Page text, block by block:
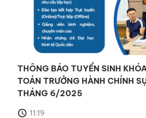
THÔNG BÁO TUYỂN SINH
TOÁN TRƯỞNG HÀNH CHÍNH
THÁNG 6/2025
11:19